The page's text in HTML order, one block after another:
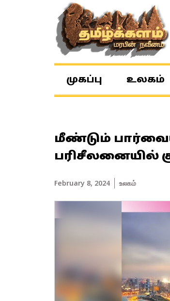
முகப்பு உலகம்
மீண்டும்
பரிசீலனையில்
February 8, 2024 உலகம்